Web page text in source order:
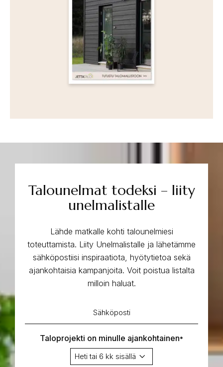
Talounelmat todeksi – liity
unelmalistalle
Lähde matkalle kohti talounelmiesi
toteuttamista. Liity Unelmalistalle ja lähetämme
sähköpostiisi inspiraatiota, hyötytietoa sekä
ajankohtaisia kampanjoita. Voit poistua listalta
milloin haluat.
Taloprojekti on minulle ajankohtainen*